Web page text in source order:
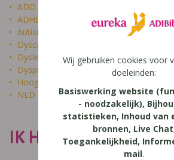
ADD
ADHD
Autisme
Dyscalculie
Dyslexie
Dyspraxie
Hoogbegaafdheid
NLD
IK HEET NIET DOM
Wij gebruiken cookies voor
doeleinden:
Basiswerking website
- noodzakelijk),
statistieken, Inhoud van
bronnen, Live
Toegankelijkheid,
mail.